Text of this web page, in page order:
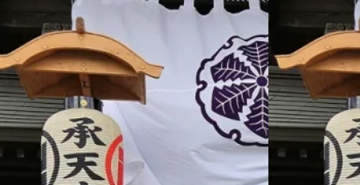
木
葬
で
す。
枝
天
寺
が
ご
供
野
村
の
承
天